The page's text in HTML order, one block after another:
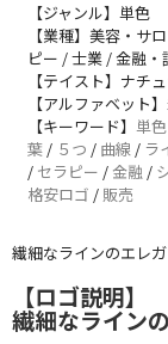
【ジャンル】単色
【業種】美容・サ
ピー / 士業 / 金融・
【テイスト】ナチ
【アルファベット
【キーワード】 単色
葉 / ５つ / 曲線 / ラ
/ セラピー / 金融 /
格安ロゴ / 販売
繊細なラインのエレ
【ロゴ説明】
繊細なライン